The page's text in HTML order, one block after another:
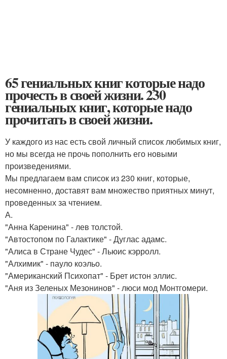
65 гениальных книг которые надо
прочесть в своей жизни. 230
гениальных книг, которые надо
прочитать в своей жизни.
У каждого из нас есть свой личный список любимых книг,
но мы всегда не прочь пополнить его новыми
произведениями.
Мы предлагаем вам список из 230 книг, которые,
несомненно, доставят вам множество приятных минут,
проведенных за чтением.
А.
"Анна Каренина" - лев толстой.
"Автостопом по Галактике" - Дуглас адамс.
"Алиса в Стране Чудес" - Льюис кэрролл.
"Алхимик" - пауло коэльо.
"Американский Психопат" - Брет истон эллис.
"Аня из Зеленых Мезонинов" - люси мод Монтгомери.